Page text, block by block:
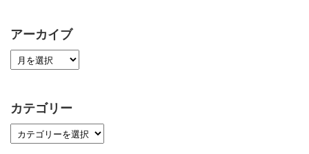
アーカイブ
カテゴリー